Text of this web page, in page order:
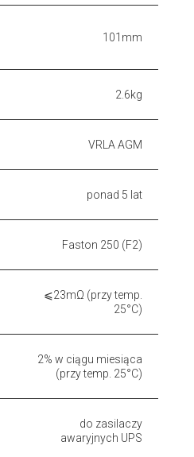
101mm
2.6kg
VRLA AGM
ponad 5 lat
Faston 250 (F2)
⩽23mΩ (przy temp.
25°C)
2% w ciągu miesiąca
(przy temp. 25°C)
do zasilaczy
awaryjnych UPS